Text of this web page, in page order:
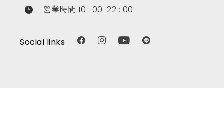
營業時間 10 : 00-22 : 00
Social links